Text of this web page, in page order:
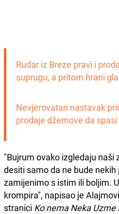
Rudar iz Breze pravi i
suprugu, a pritom hrani
Nevjerovatan nastavak
prodaje džemove da
"Bujrum ovako izgledaju naši
desiti samo da ne bude nekih
zamijenimo s istim ili boljim.
krompira", napisao je
stranici Ko nema Neka Uzme